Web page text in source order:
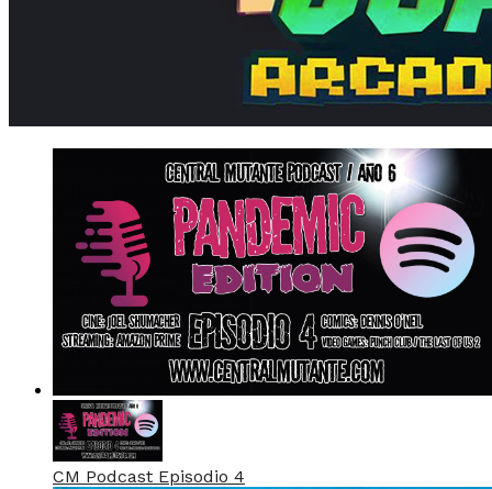
CM Podcast Episodio 4